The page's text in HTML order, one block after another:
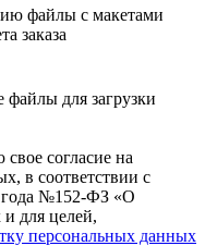
файлы с макетами
заказа
для загрузки
согласие на
в соответствии с
года №152-ФЗ «О
для целей,
персональных данных